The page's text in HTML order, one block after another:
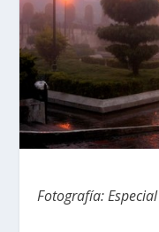
Fotografía: Especial